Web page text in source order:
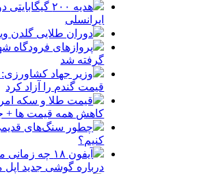
هدیه ۲۰۰
ایرانسلی
دوران طلایی گلدن
پروازهای فرودگاه
گرفته شد
وزیر جهاد
قیمت گندم را آزاد کرد
کاهش همه قیمت ها +
چطور سنگ‌های قدیمی
کنیم؟
آیفون ۱۸ چه
درباره گوشی جدید اپل